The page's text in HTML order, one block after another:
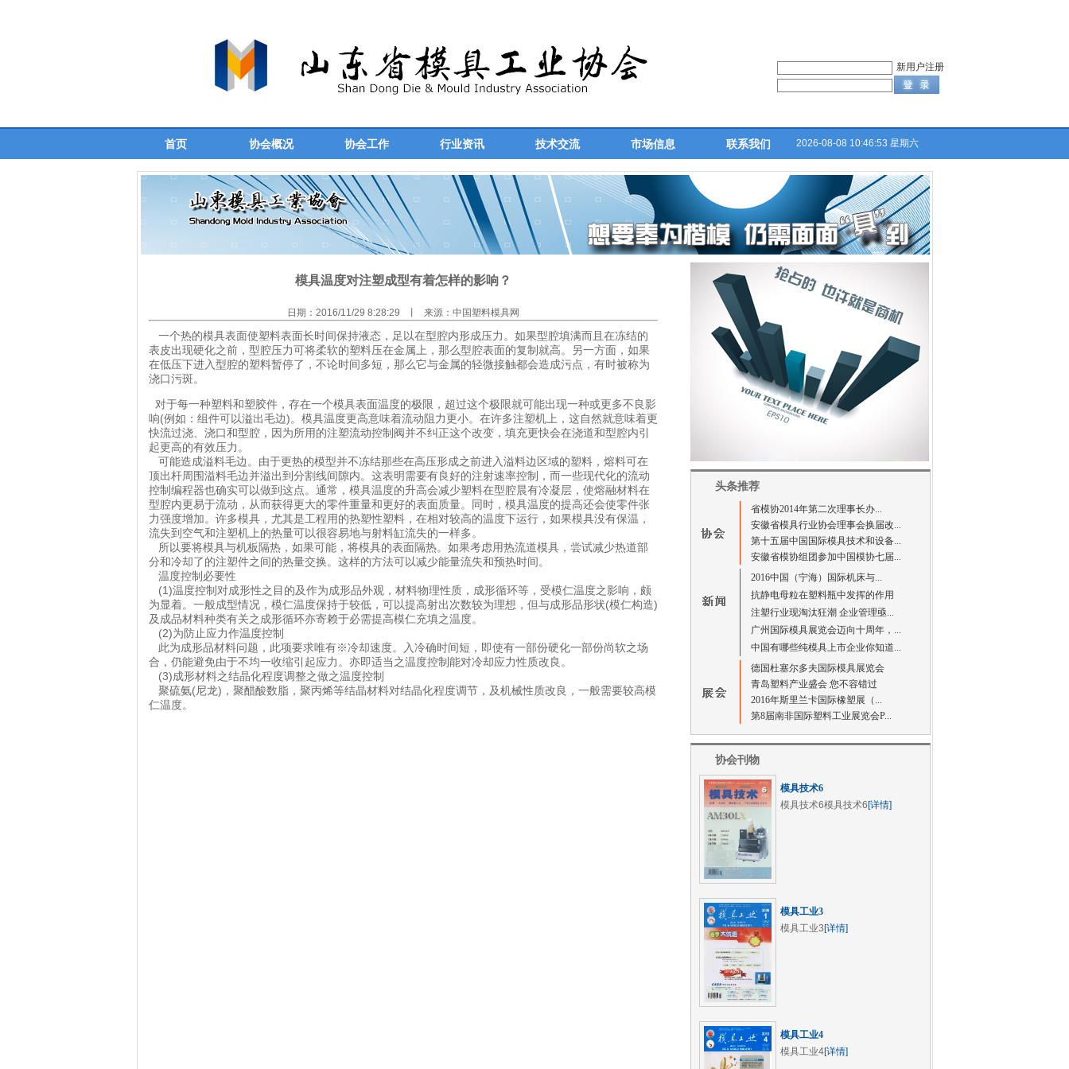
新用户注册
首页 协会概况 协会工作 行业资讯 技术交流 市场信息 联系我们 2026-08-08 10:46:53 星期六
头条推荐
省模协2014年第二次理事长办...
安徽省模具行业协会理事会换届改...
第十五届中国国际模具技术和设备...
安徽省模协组团参加中国模协七届...
2016中国（宁海）国际机床与...
抗静电母粒在塑料瓶中发挥的作用
注塑行业现淘汰狂潮 企业管理亟...
广州国际模具展览会迈向十周年，...
中国有哪些纯模具上市企业你知道...
德国杜塞尔多夫国际模具展览会
青岛塑料产业盛会 您不容错过
2016年斯里兰卡国际橡塑展（...
第8届南非国际塑料工业展览会P...
协会刊物
模具技术6
模具技术6模具技术6 [详情]
模具工业3
模具工业3 [详情]
模具工业4
模具工业4[详情]
模具温度对注塑成型有着怎样的影响？
日期：2016/11/29 8:28:29 丨 来源：中国塑料模具网
一个热的模具表面使塑料表面长时间保持液态，足以在型腔内形成压力。如果型腔填满而且在冻结的
表皮出现硬化之前，型腔压力可将柔软的塑料压在金属上，那么型腔表面的复制就高。另一方面，如果
在低压下进入型腔的塑料暂停了，不论时间多短，那么它与金属的轻微接触都会造成污点，有时被称为
浇口污斑。
对于每一种塑料和塑胶件，存在一个模具表面温度的极限，超过这个极限就可能出现一种或更多不良影
响(例如：组件可以溢出毛边)。模具温度更高意味着流动阻力更小。在许多注塑机上，这自然就意味着更
快流过浇、浇口和型腔，因为所用的注塑流动控制阀并不纠正这个改变，填充更快会在浇道和型腔内引
起更高的有效压力。
可能造成溢料毛边。由于更热的模型并不冻结那些在高压形成之前进入溢料边区域的塑料，熔料可在
顶出杆周围溢料毛边并溢出到分割线间隙内。这表明需要有良好的注射速率控制，而一些现代化的流动
控制编程器也确实可以做到这点。通常，模具温度的升高会减少塑料在型腔晨有冷凝层，使熔融材料在
型腔内更易于流动， 从而获得更大的零件重量和更好的表面质量。同时，模具温度的提高还会使零件张
力强度增加。许多模具，尤其是工程用的热塑性塑料，在相对较高的温度下运行，如果模具没有保温，
流失到空气和注塑机上的热量可以很容易地与射料缸流失的一样多。
所以要将模具与机板隔热，如果可能，将模具的表面隔热。如果考虑用热流道模具，尝试减少热道部
分和冷却了的注塑件之间的热量交换。这样的方法可以减少能量流失和预热时间。
温度控制必要性
(1)温度控制对成形性之目的及作为成形品外观，材料物理性质，成形循环等，受模仁温度之影响，颇
为显着。一般成型情况 ，模仁温度保持于较低，可以提高射出次数较为理想，但与成形品形状(模仁构造)
及成品材料种类有关之成形循环亦寄赖于必需提高模仁充填之温度。
(2)为防止应力作温度控制
此为成形品材料问题，此项要求唯有※冷却速度。入冷确时间短，即使有一部份硬化一部份尚软之场
合，仍能避免由于不均一收缩引起应力。亦即适当之温度控制能对冷却应力性质改良。
(3)成形材料之结晶化程度调整之做之温度控制
聚硫氨(尼龙)，聚醋酸数脂，聚丙烯等结晶材料对结晶化程度调节，及机械性质改良，一般需要较高模
仁温度。